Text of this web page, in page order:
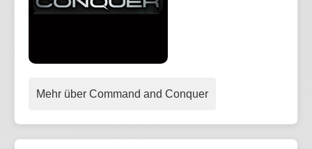
Mehr über Command and Conquer